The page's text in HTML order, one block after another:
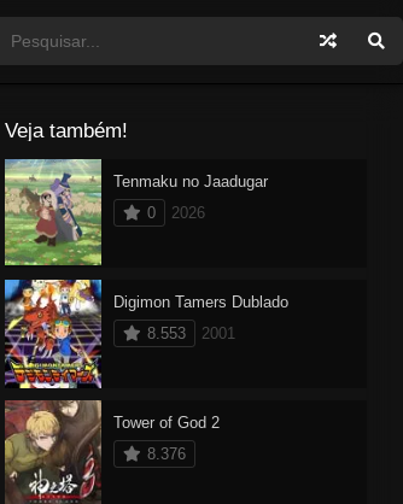
Veja também!
Tenmaku no Jaadugar
0
2026
Digimon Tamers Dublado
8.553
2001
Tower of God 2
8.376